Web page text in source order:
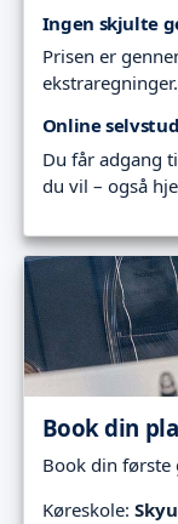
Ingen skjulte
Prisen er
ekstraregninger.
Online
Du får adgang
du vil – også
Book din
Book din
Køreskole: